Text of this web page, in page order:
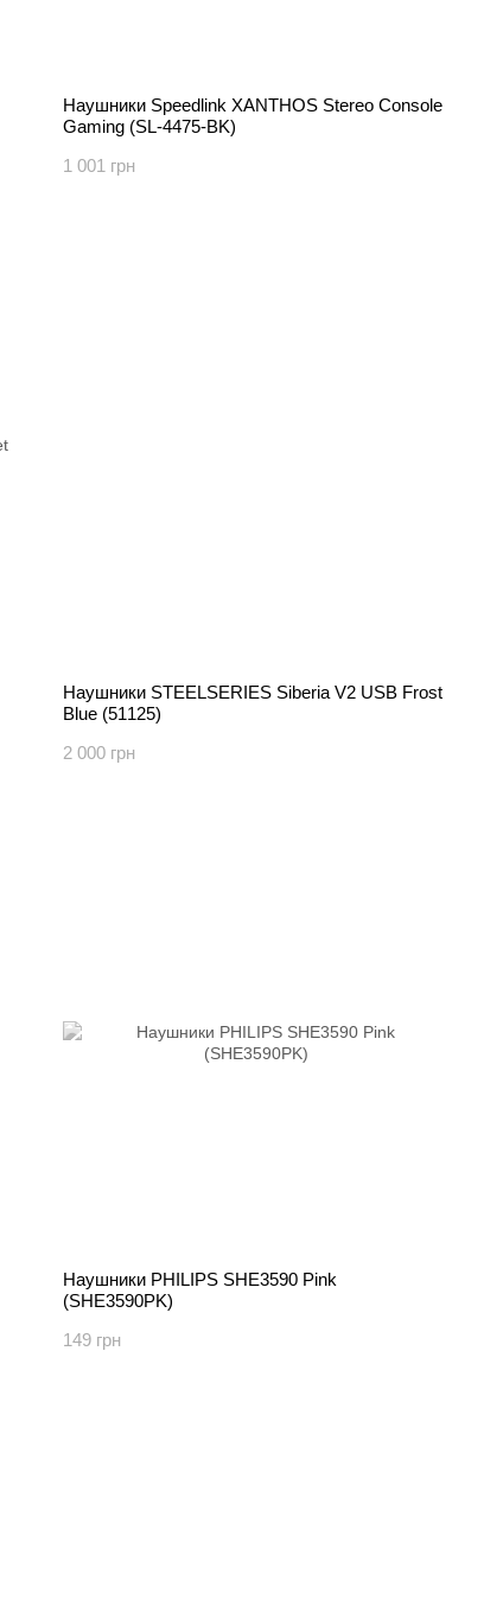
Наушники Speedlink XANTHOS Stereo Console
Gaming (SL-4475-BK)
1 001 грн
Наушники STEELSERIES Siberia V2 USB Frost
Blue (51125)
2 000 грн
Наушники PHILIPS SHE3590 Pink
(SHE3590PK)
149 грн